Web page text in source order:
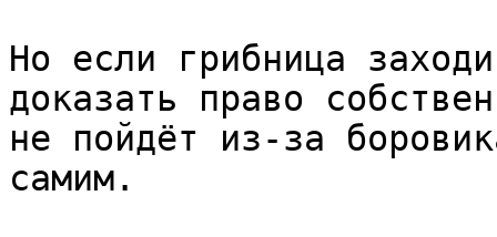
Но если грибница
доказать право
не пойдёт из-за
самим.